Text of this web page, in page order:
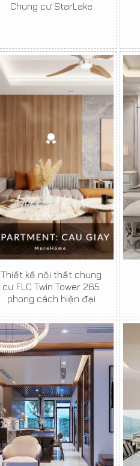
Chung cư StarLake
Thiết kế nội thất chung
cư FLC Twin Tower 265
phong cách hiện đại